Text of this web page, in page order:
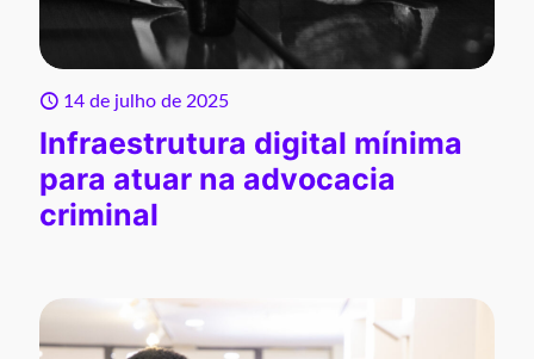
14 de julho de 2025
Infraestrutura digital mínima
para atuar na advocacia
criminal